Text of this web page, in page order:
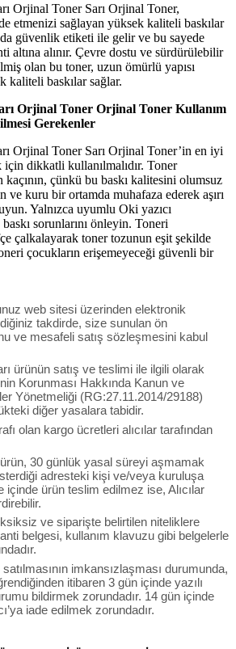
Orjinal Toner Sarı Orjinal Toner,
etmenizi sağlayan yüksek kaliteli baskılar
güvenlik etiketi ile gelir ve bu sayede
altına alınır. Çevre dostu ve sürdürülebilir
olan bu toner, uzun ömürlü yapısı
kaliteli baskılar sağlar.
Orjinal Toner Orjinal Toner Kullanım
Gerekenler
Orjinal Toner Sarı Orjinal Toner’in en iyi
için dikkatli kullanılmalıdır. Toner
çünkü bu baskı kalitesini olumsuz
kuru bir ortamda muhafaza ederek aşırı
Yalnızca uyumlu Oki yazıcı
sorunlarını önleyin. Toneri
çalkalayarak toner tozunun eşit şekilde
çocukların erişemeyeceği güvenli bir
web sitesi üzerinden elektronik
takdirde, size sunulan ön
ve mesafeli satış sözleşmesini kabul
ürünün satış ve teslimi ile ilgili olarak
Korunması Hakkında Kanun ve
Yönetmeliği (RG:27.11.2014/29188)
diğer yasalara tabidir.
olan kargo ücretleri alıcılar tarafından
ürün, 30 günlük yasal süreyi aşmamak
adresteki kişi ve/veya kuruluşa
içinde ürün teslim edilmez ise, Alıcılar
ve siparişte belirtilen niteliklere
belgesi, kullanım klavuzu gibi belgelerle
satılmasının imkansızlaşması durumunda,
itibaren 3 gün içinde yazılı
bildirmek zorundadır. 14 gün içinde
iade edilmek zorundadır.